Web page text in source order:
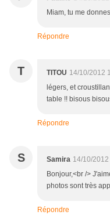
Miam, tu me
Répondre
T TITOU 14/10/2012
légers, et
table !! bisous
Répondre
S Samira 14/10/
Bonjour,<br />
photos sont très
Répondre